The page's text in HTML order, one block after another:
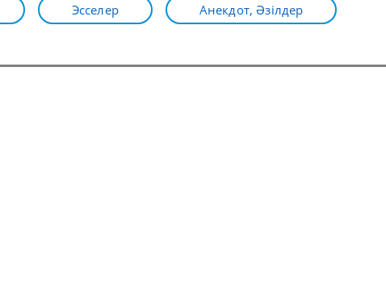
Эсселер Анекдот, Әзілдер